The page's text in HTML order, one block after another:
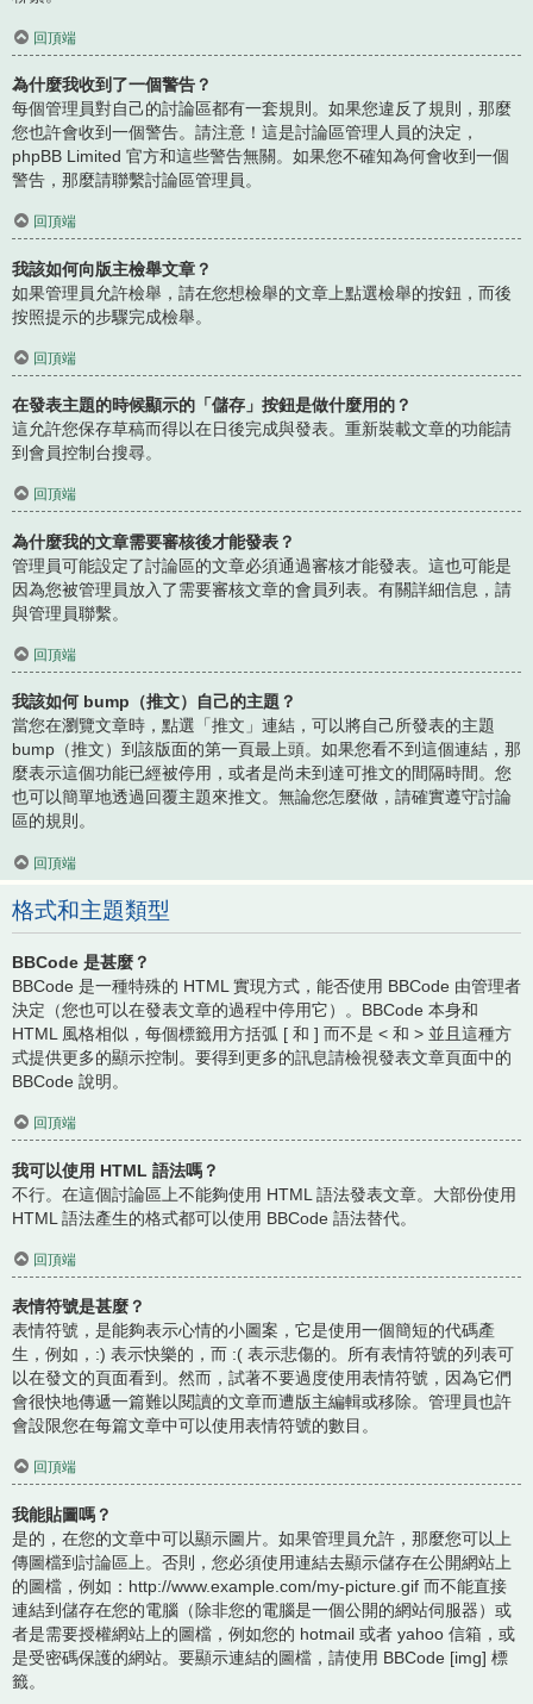
回頂端
為什麼我收到了一個警告？
每個管理員對自己的討論區都有一套規則。如果您違反了規則，那麼
您也許會收到一個警告。請注意！這是討論區管理人員的決定，
phpBB Limited 官方和這些警告無關。如果您不確知為何會收到一個
警告，那麼請聯繫討論區管理員。
回頂端
我該如何向版主檢舉文章？
如果管理員允許檢舉，請在您想檢舉的文章上點選檢舉的按鈕，而後
按照提示的步驟完成檢舉。
回頂端
在發表主題的時候顯示的「儲存」按鈕是做什麼用的？
這允許您保存草稿而得以在日後完成與發表。重新裝載文章的功能請
到會員控制台搜尋。
回頂端
為什麼我的文章需要審核後才能發表？
管理員可能設定了討論區的文章必須通過審核才能發表。這也可能是
因為您被管理員放入了需要審核文章的會員列表。有關詳細信息，請
與管理員聯繫。
回頂端
我該如何 bump（推文）自己的主題？
當您在瀏覽文章時，點選「推文」連結，可以將自己所發表的主題
bump（推文）到該版面的第一頁最上頭。如果您看不到這個連結，那
麼表示這個功能已經被停用，或者是尚未到達可推文的間隔時間。您
也可以簡單地透過回覆主題來推文。無論您怎麼做，請確實遵守討論
區的規則。
回頂端
格式和主題類型
BBCode 是甚麼？
BBCode 是一種特殊的 HTML 實現方式，能否使用 BBCode 由管理者
決定（您也可以在發表文章的過程中停用它）。BBCode 本身和
HTML 風格相似，每個標籤用方括弧 [ 和 ] 而不是 < 和 > 並且這種方
式提供更多的顯示控制。要得到更多的訊息請檢視發表文章頁面中的
BBCode 說明。
回頂端
我可以使用 HTML 語法嗎？
不行。在這個討論區上不能夠使用 HTML 語法發表文章。大部份使用
HTML 語法產生的格式都可以使用 BBCode 語法替代。
回頂端
表情符號是甚麼？
表情符號，是能夠表示心情的小圖案，它是使用一個簡短的代碼產
生，例如，:) 表示快樂的，而 :( 表示悲傷的。所有表情符號的列表可
以在發文的頁面看到。然而，試著不要過度使用表情符號，因為它們
會很快地傳遞一篇難以閱讀的文章而遭版主編輯或移除。管理員也許
會設限您在每篇文章中可以使用表情符號的數目。
回頂端
我能貼圖嗎？
是的，在您的文章中可以顯示圖片。如果管理員允許，那麼您可以上
傳圖檔到討論區上。否則，您必須使用連結去顯示儲存在公開網站上
的圖檔，例如：http://www.example.com/my-picture.gif 而不能直接
連結到儲存在您的電腦（除非您的電腦是一個公開的網站伺服器）或
者是需要授權網站上的圖檔，例如您的 hotmail 或者 yahoo 信箱，或
是受密碼保護的網站。要顯示連結的圖檔，請使用 BBCode [img] 標
籤。